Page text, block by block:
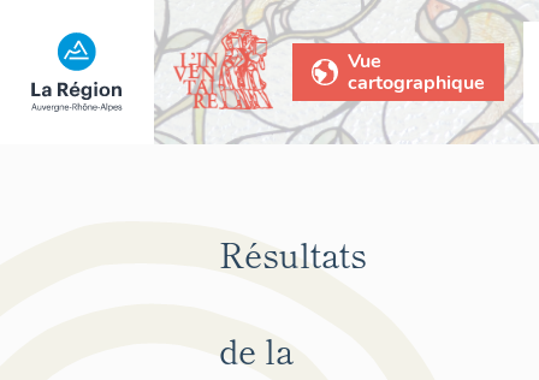
Vue
cartographique
Résultats
de la